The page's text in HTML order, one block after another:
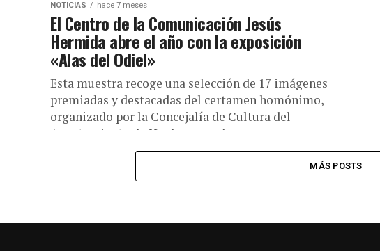
NOTICIAS hace 7 meses
El Centro de la Comunicación Jesús
Hermida abre el año con la exposición
«Alas del Odiel»
Esta muestra recoge una selección de 17 imágenes
premiadas y destacadas del certamen homónimo,
organizado por la Concejalía de Cultura del
Ayuntamiento de Huelva, con el...
MÁS POSTS